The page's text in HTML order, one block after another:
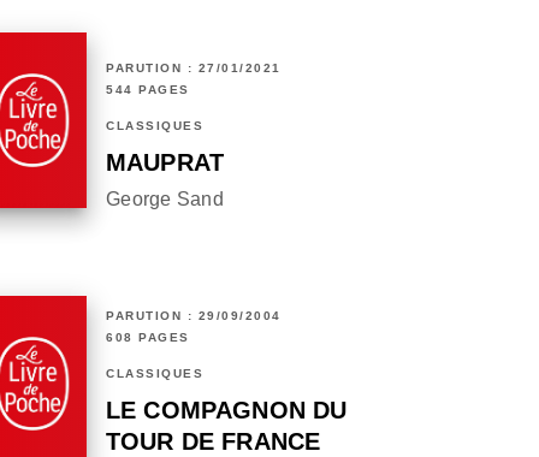
PARUTION : 27/01/2021
544 PAGES
CLASSIQUES
MAUPRAT
George Sand
PARUTION : 29/09/2004
608 PAGES
CLASSIQUES
LE COMPAGNON DU
TOUR DE FRANCE